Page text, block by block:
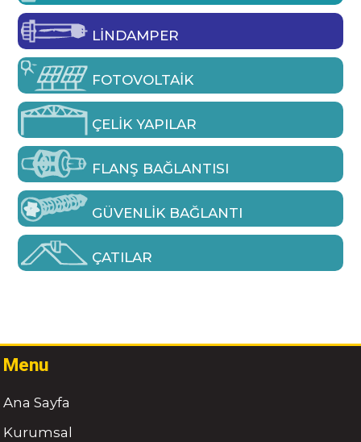
LINDAMPER
FOTOVOLTAIK
ÇELIK YAPILAR
FLANŞ BAĞLANTISI
GÜVENLIK BAĞLANTI
ÇATILAR
Menu
Ana Sayfa
Kurumsal